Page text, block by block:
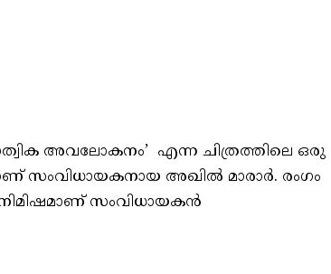
അവലോകനം’ എന്ന ചിത്രത്തിലെ ഒരു
സംവിധായകനായ അഖിൽ മാരാർ. രംഗം
സംവിധായകൻ